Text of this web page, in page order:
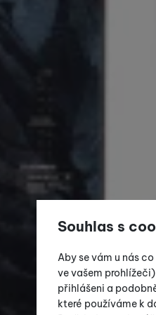
Souhlas s
Aby se vám u nás
ve vašem
přihlášeni a
které používáme k